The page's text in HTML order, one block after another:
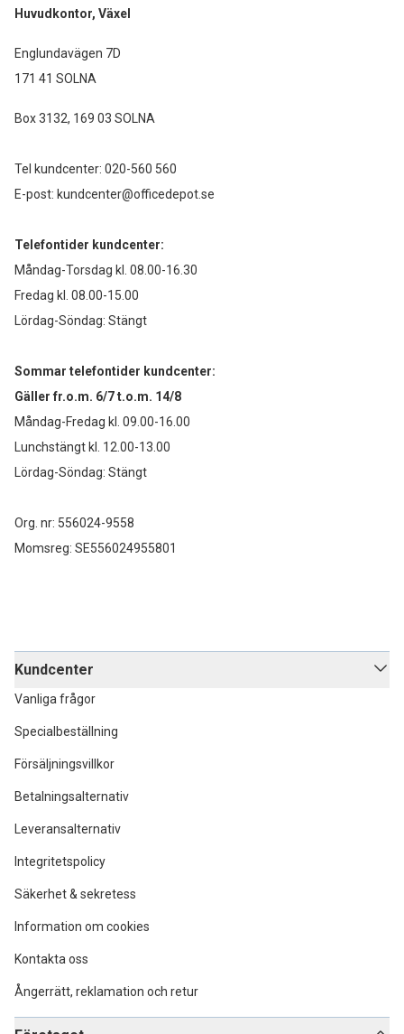
Huvudkontor, Växel
Englundavägen 7D
171 41 SOLNA
Box 3132, 169 03 SOLNA
Tel kundcenter: 020-560 560
E-post: kundcenter@officedepot.se
Telefontider kundcenter:
Måndag-Torsdag kl. 08.00-16.30
Fredag kl. 08.00-15.00
Lördag-Söndag: Stängt
Sommar telefontider kundcenter:
Gäller fr.o.m. 6/7 t.o.m. 14/8
Måndag-Fredag kl. 09.00-16.00
Lunchstängt kl. 12.00-13.00
Lördag-Söndag: Stängt
Org. nr: 556024-9558
Momsreg: SE556024955801
Kundcenter
Vanliga frågor
Specialbeställning
Försäljningsvillkor
Betalningsalternativ
Leveransalternativ
Integritetspolicy
Säkerhet & sekretess
Information om cookies
Kontakta oss
Ångerrätt, reklamation och retur